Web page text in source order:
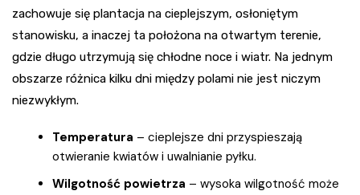
zachowuje się plantacja na cieplejszym, osłoniętym
stanowisku, a inaczej ta położona na otwartym terenie,
gdzie długo utrzymują się chłodne noce i wiatr. Na jednym
obszarze różnica kilku dni między polami nie jest niczym
niezwykłym.
Temperatura – cieplejsze dni przyspieszają
otwieranie kwiatów i uwalnianie pyłku.
Wilgotność powietrza – wysoka wilgotność może